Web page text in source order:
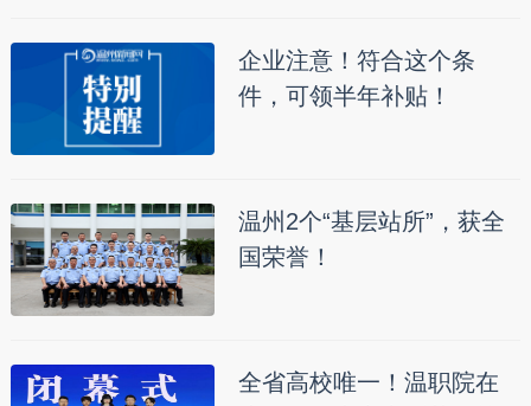
企业注意！符合这个条
件，可领半年补贴！
温州2个“基层站所”，获全
国荣誉！
全省高校唯一！温职院在